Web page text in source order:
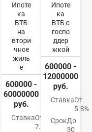
Ипоте
ка
ВТБ
на
втори
чное
жиль
е
600000 -
60000000
руб.
СтавкаОт
7.4%
Ипоте
ка
ВТБ с
госпо
ддер
жкой
600000 -
12000000
руб.
СтавкаОт
5.8%
СрокДо
30